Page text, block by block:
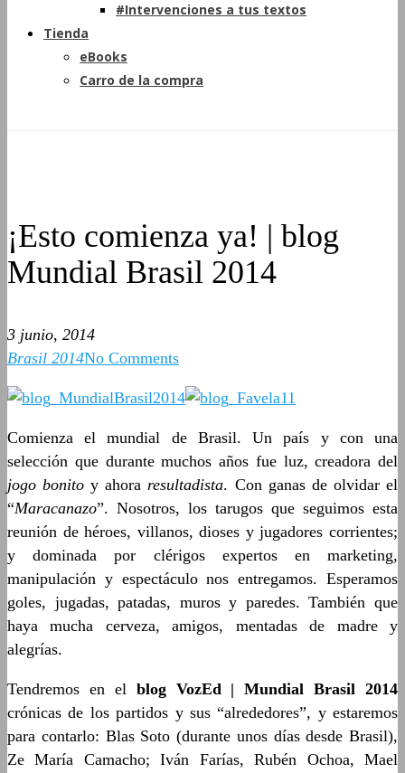
#Intervenciones a tus textos
Tienda
eBooks
Carro de la compra
¡Esto comienza ya! | blog
Mundial Brasil 2014
3 junio, 2014
Brasil 2014No Comments
Comienza el mundial de Brasil. Un país y con una
selección que durante muchos años fue luz, creadora del
jogo bonito y ahoraresultadista. Con ganas de olvidar el
“Maracanazo”. Nosotros, los tarugos que seguimos esta
reunión de héroes, villanos, dioses y jugadores corrientes;
y dominada por clérigos expertos en marketing,
manipulación y espectáculo nos entregamos. Esperamos
goles, jugadas, patadas, muros y paredes. También que
haya mucha cerveza, amigos, mentadas de madre y
alegrías.
Tendremos en el blog VozEd | Mundial Brasil 2014
crónicas de los partidos y sus “alrededores”, y estaremos
para contarlo: Blas Soto (durante unos días desde Brasil),
Ze María Camacho; Iván Farías, Rubén Ochoa, Mael